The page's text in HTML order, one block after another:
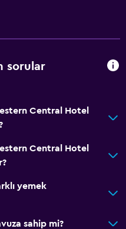
sorular
Central Hotel
Central Hotel
yemek
sahip mi?